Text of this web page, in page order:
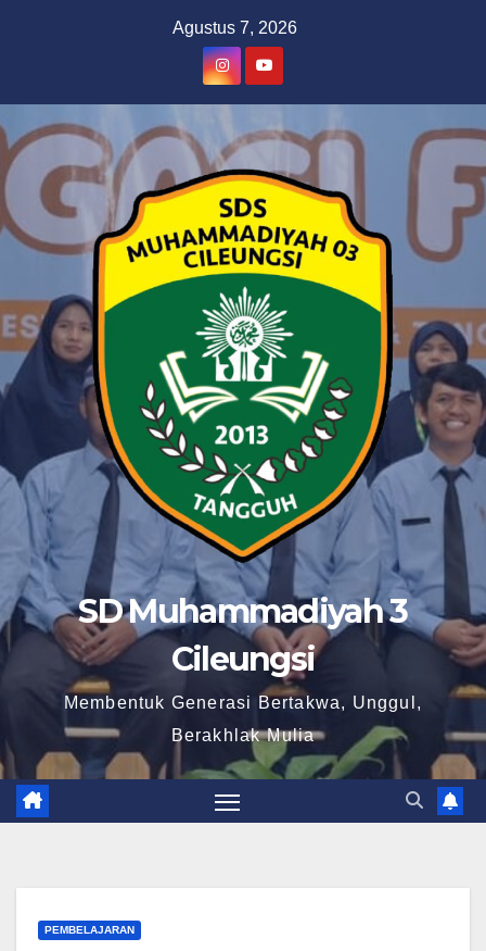
Agustus 7, 2026
SD Muhammadiyah 3
Cileungsi
Membentuk Generasi Bertakwa, Unggul,
Berakhlak Mulia
PEMBELAJARAN